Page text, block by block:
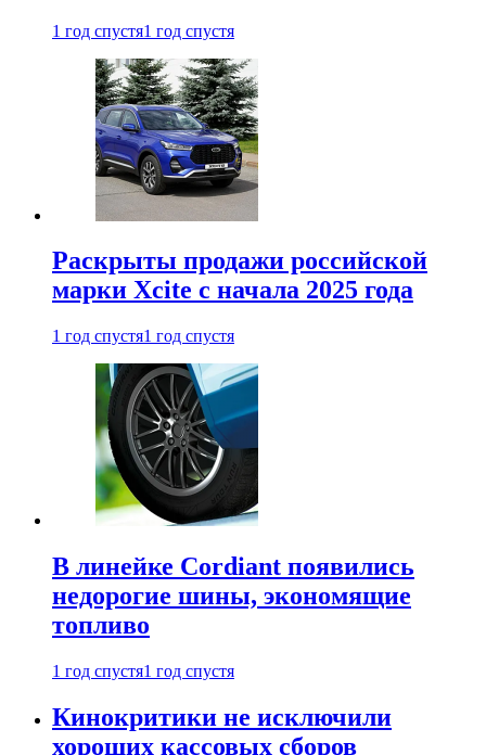
1 год спустя1 год спустя
Раскрыты продажи российской
марки Xcite с начала 2025 года
1 год спустя1 год спустя
В линейке Cordiant появились
недорогие шины, экономящие
топливо
1 год спустя1 год спустя
Кинокритики не исключили
хороших кассовых сборов